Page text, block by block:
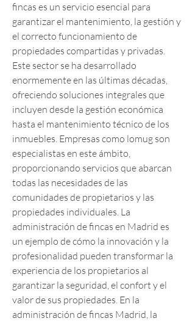
fincas es un servicio esencial para
garantizar el mantenimiento, la gestión y
el correcto funcionamiento de
propiedades compartidas y privadas.
Este sector se ha desarrollado
enormemente en las últimas décadas,
ofreciendo soluciones integrales que
incluyen desde la gestión económica
hasta el mantenimiento técnico de los
inmuebles. Empresas como lomug son
especialistas en este ámbito,
proporcionando servicios que abarcan
todas las necesidades de las
comunidades de propietarios y las
propiedades individuales. La
administración de fincas en Madrid es
un ejemplo de cómo la innovación y la
profesionalidad pueden transformar la
experiencia de los propietarios al
garantizar la seguridad, el confort y el
valor de sus propiedades. En la
administración de fincas Madrid, la